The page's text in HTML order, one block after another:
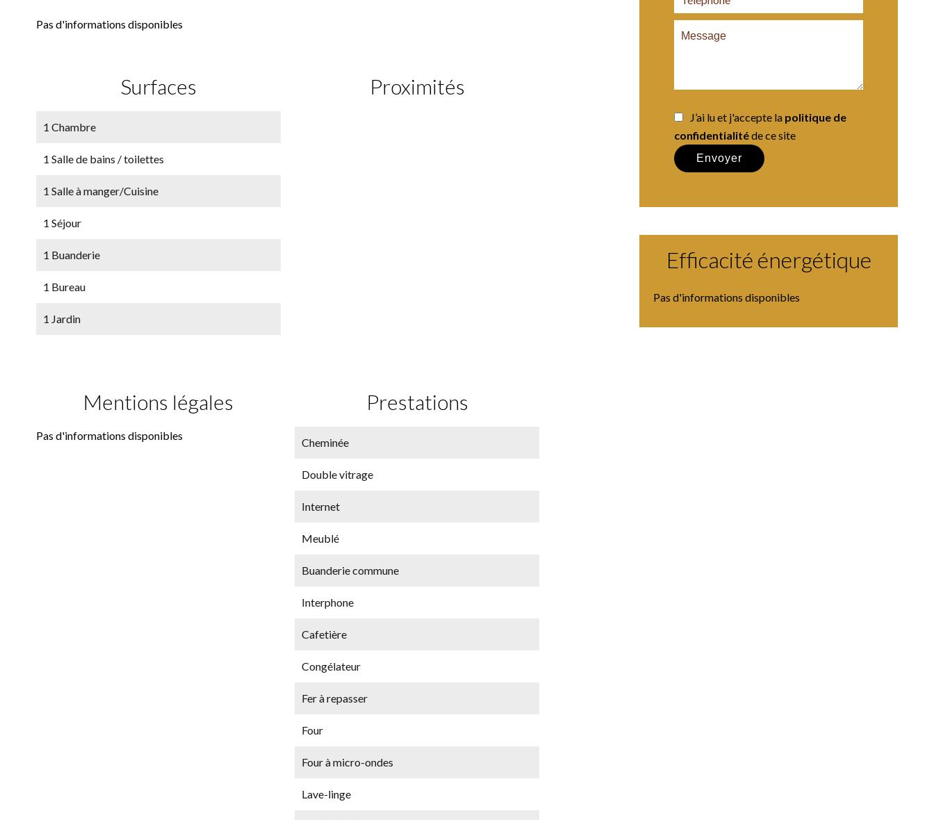
Pas d'informations disponibles
Surfaces
1 Chambre
1 Salle de bains / toilettes
1 Salle à manger/Cuisine
1 Séjour
1 Buanderie
1 Bureau
1 Jardin
Proximités
Mentions légales
Pas d'informations disponibles
Prestations
Cheminée
Double vitrage
Internet
Meublé
Buanderie commune
Interphone
Cafetière
Congélateur
Fer à repasser
Four
Four à micro-ondes
Lave-linge
J’ai lu et j'accepte la politique de
confidentialitéde ce site
Envoyer
Efficacité énergétique
Pas d'informations disponibles